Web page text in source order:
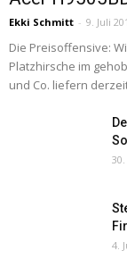
Ekki Schmitt - 9. Juli
Die Preisoffensive:
Platzhirsche im
und Co. liefern
4.